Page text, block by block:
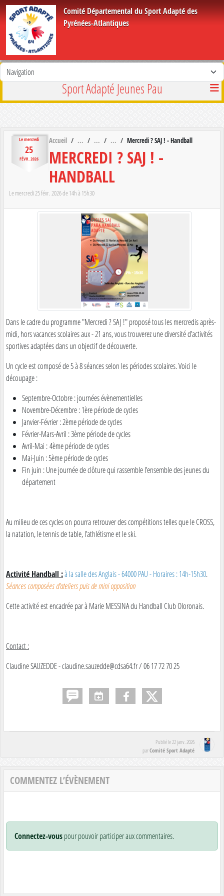
Comité Départemental du Sport Adapté des
Pyrénées-Atlantiques
Sport Adapté Jeunes Pau
Lemercredi
25
FÉVR.2026
Accueil Mercredi ? SAJ ! - Handball
MERCREDI ? SAJ ! -
HANDBALL
Lemercredi25févr. 2026de 14h à 15h30
Dans le cadre du programme "Mercredi ? SAJ !" proposé tous les mercredis après-
midi, hors vacances scolaires aux - 21 ans, vous trouverez une diversité d'activités
sportives adaptées dans un objectif de découverte.
Un cycle est composé de 5 à 8 séances selon les périodes scolaires. Voici le
découpage :
Septembre-Octobre : journées évènementielles
Novembre-Décembre : 1ère période de cycles
Janvier-Février : 2ème période de cycles
Février-Mars-Avril : 3ème période de cycles
Avril-Mai : 4ème période de cycles
Mai-Juin : 5ème période de cycles
Fin juin : Une journée de clôture qui rassemble l'ensemble des jeunes du
département
Au milieu de ces cycles on pourra retrouver des compétitions telles que le CROSS,
la natation, le tennis de table, l'athlétisme et le ski.
Activité Handball :à la salle des Anglais - 64000 PAU - Horaires : 14h-15h30.
Séances composées d'ateliers puis de mini opposition
Cette activité est encadrée par à Marie MESSINA du Handball Club Oloronais.
Contact :
Claudine SAUZEDDE - claudine.sauzedde@cdsa64.fr / 06 17 72 70 25
Publié le 22 janv. 2026
parComité Sport Adapté
COMMENTEZ L’ÉVÈNEMENT
Connectez-vouspour pouvoir participer aux commentaires.
Panneau de gestion des cookies